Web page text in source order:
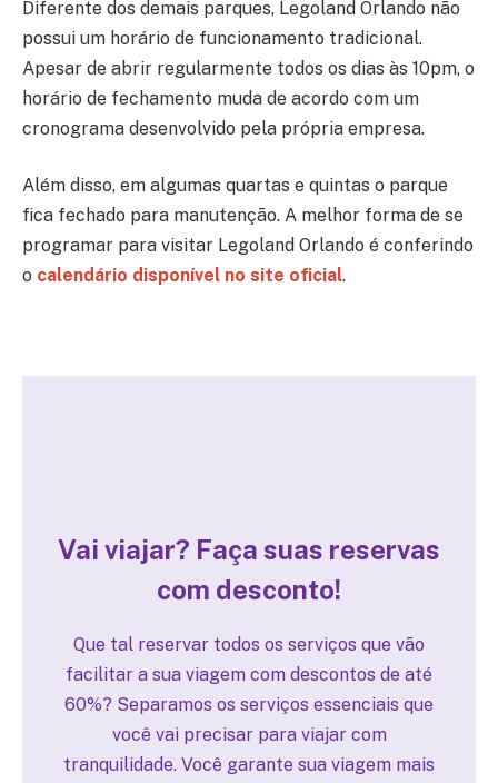
Diferente dos demais parques, Legoland Orlando não
possui um horário de funcionamento tradicional.
Apesar de abrir regularmente todos os dias às 10pm, o
horário de fechamento muda de acordo com um
cronograma desenvolvido pela própria empresa.
Além disso, em algumas quartas e quintas o parque
fica fechado para manutenção. A melhor forma de se
programar para visitar Legoland Orlando é conferindo
o calendário disponível no site oficial.
Vai viajar? Faça suas reservas
com desconto!
Que tal reservar todos os serviços que vão
facilitar a sua viagem com descontos de até
60%? Separamos os serviços essenciais que
você vai precisar para viajar com
tranquilidade. Você garante sua viagem mais